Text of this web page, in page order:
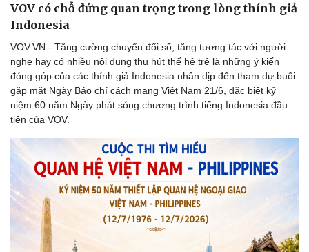
VOV có chỗ đứng quan trọng trong lòng thính giả
Indonesia
VOV.VN - Tăng cường chuyển đổi số, tăng tương tác với người
nghe hay có nhiều nội dung thu hút thế hệ trẻ là những ý kiến
đóng góp của các thính giả Indonesia nhân dịp đến tham dự buổi
gặp mặt Ngày Báo chí cách mạng Việt Nam 21/6, đặc biệt kỷ
niệm 60 năm Ngày phát sóng chương trình tiếng Indonesia đầu
tiên của VOV.